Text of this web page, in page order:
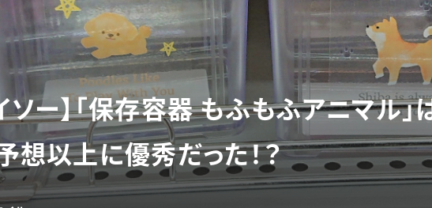
ソー】「保存容器 もふもふアニマル
想以上に優秀だった！？